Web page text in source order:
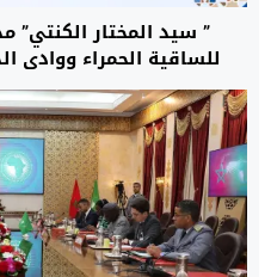
” سيد المختار الكنتي”
للساقية الحمراء
متميزة بالمملكة